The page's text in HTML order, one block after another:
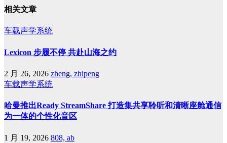
相关文章
车载声学系统
Lexicon 步履不停 共赴山海之约
2 月 26, 2026 zheng, zhipeng
车载声学系统
哈曼推出Ready StreamShare 打造集共享聆听和清晰座舱通信
为一体的个性化音区
1 月 19, 2026 808, ab